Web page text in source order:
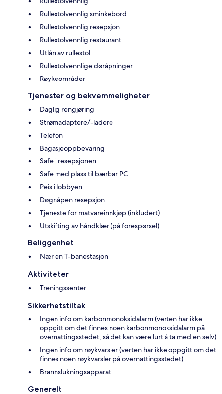
Rullestolvennlig sminkebord
Rullestolvennlig resepsjon
Rullestolvennlig restaurant
Utlån av rullestol
Rullestolvennlige døråpninger
Røykeområder
Tjenester og bekvemmeligheter
Daglig rengjøring
Strømadaptere/-ladere
Telefon
Bagasjeoppbevaring
Safe i resepsjonen
Safe med plass til bærbar PC
Peis i lobbyen
Døgnåpen resepsjon
Tjeneste for matvareinnkjøp (inkludert)
Utskifting av håndklær (på forespørsel)
Beliggenhet
Nær en T-banestasjon
Aktiviteter
Treningssenter
Sikkerhetstiltak
Ingen info om karbonmonoksidalarm (verten har ikke
oppgitt om det finnes noen karbonmonoksidalarm på
overnattingsstedet, så det kan være lurt å ta med en selv)
Ingen info om røykvarsler (verten har ikke oppgitt om det
finnes noen røykvarsler på overnattingsstedet)
Brannslukningsapparat
Generelt